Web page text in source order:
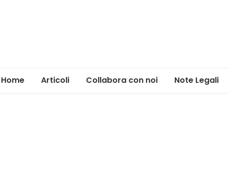
Home Articoli Collabora con noi Note Legali